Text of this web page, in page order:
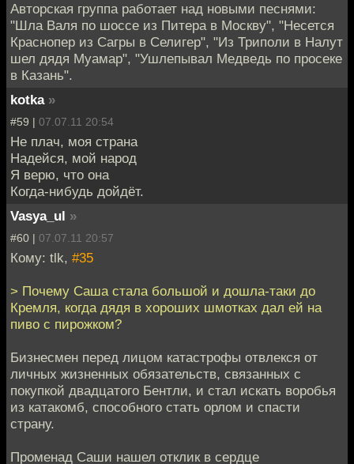
Авторская группа работает над новыми песнями:
"Шла Валя по шоссе из Питера в Москву", "Несется
Краснопер из Сагры в Селигер", "Из Триполи в Налут
шел дядя Муамар", "Ушлепывал Медведь по просеке
в Казань".
kotka »
#59 | 07.07.11 20:54
Не плач, моя страна
Надейся, мой народ
Я верю, что она
Когда-нибудь дойдёт.
Vasya_ul »
#60 | 07.07.11 20:57
Кому: tlk, #35
> Почему Саша стала большой и дошла-таки до
Кремля, когда дядя в хороших шмотках дал ей на
пиво с пирожком?
Бизнесмен перед лицом катастрофы отвлекся от
личных жизненных обязательств, связанных с
покупкой двадцатого Бентли, и стал искать воробья
из катакомб, способного стать орлом и спасти
страну.
Променад Саши нашел отклик в сердце